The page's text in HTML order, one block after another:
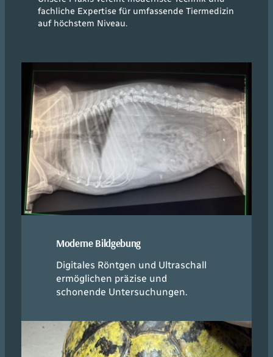
fachliche Expertise für umfassende Tiermedizin
auf höchstem Niveau.
Moderne Bildgebung
Digitales Röntgen und Ultraschall
ermöglichen präzise und
schonende Untersuchungen.